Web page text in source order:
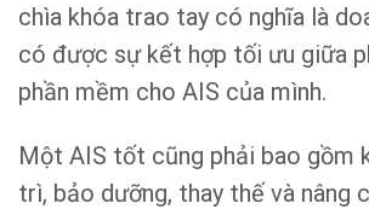
chìa khóa trao tay có nghĩa là
có được sự kết hợp tối ưu giữa
phần mềm cho AIS của mình.
Một AIS tốt cũng phải bao gồm
trì, bảo dưỡng, thay thế và nâng